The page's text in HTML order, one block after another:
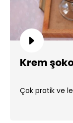
Krem
Çok pratik ve